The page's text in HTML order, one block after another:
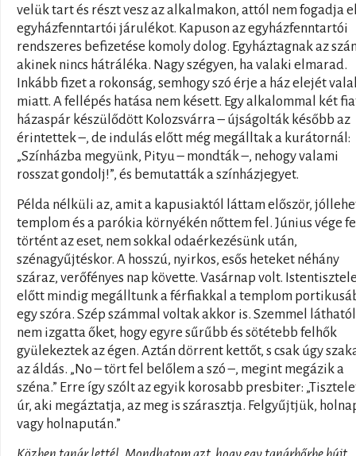
velük tart és részt vesz az alkalmakon, attól nem fogadja
egyházfenntartói járulékot. Kapuson az egyházfenntartói
rendszeres befizetése komoly dolog. Egyháztagnak az
akinek nincs hátráléka. Nagy szégyen, ha valaki elmarad.
Inkább fizet a rokonság, semhogy szó érje a ház elejét
miatt. A fellépés hatása nem késett. Egy alkalommal két
házaspár készülődött Kolozsvárra – újságolták később az
érintettek –, de indulás előtt még megálltak a kurátornál:
„Színházba megyünk, Pityu – mondták –, nehogy valami
rosszat gondolj!”, és bemutatták a színházjegyet.
Példa nélküli az, amit a kapusiaktól láttam először,
templom és a parókia környékén nőttem fel. Június vége
történt az eset, nem sokkal odaérkezésünk után,
szénagyűjtéskor. A hosszú, nyirkos, esős heteket néhány
száraz, verőfényes nap követte. Vasárnap volt.
előtt mindig megálltunk a férfiakkal a templom
egy szóra. Szép számmal voltak akkor is. Szemmel
nem izgatta őket, hogy egyre sűrűbb és sötétebb felhők
gyülekeztek az égen. Aztán dörrent kettőt, s csak úgy
az áldás. „No – tört fel belőlem a szó –, megint megázik a
széna.” Erre így szólt az egyik korosabb presbiter:
úr, aki megáztatja, az meg is szárasztja. Felgyűjtjük,
vagy holnapután.”